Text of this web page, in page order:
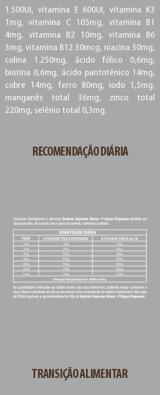
1.500UI, vitamina E 600UI, vitamina K3
1mg, vitamina C 105mg, vitamina B1
4mg, vitamina B2 10mg, vitamina B6
3mg, vitamina B12 30mcg, niacina 30mg,
colina 1.250mg, ácido fólico 0,6mg,
biotina 0,6mg, ácido pantotênico 14mg,
cobre 14mg, ferro 80mg, iodo 1,5mg,
manganês total 36mg, zinco total
220mg, selênio total 0,3mg.
RECOMENDAÇÃO DIÁRIA
TRANSIÇÃO ALIMENTAR